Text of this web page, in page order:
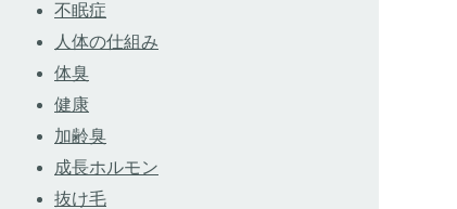
不眠症
人体の仕組み
体臭
健康
加齢臭
成長ホルモン
抜け毛